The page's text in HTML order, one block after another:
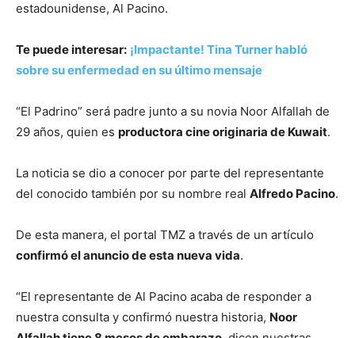
estadounidense, Al Pacino.
Te puede interesar: ¡Impactante! Tina Turner habló
sobre su enfermedad en su último mensaje
“El Padrino” será padre junto a su novia Noor Alfallah de
29 años, quien es productora cine originaria de Kuwait.
La noticia se dio a conocer por parte del representante
del conocido también por su nombre real Alfredo Pacino.
De esta manera, el portal TMZ a través de un artículo
confirmó el anuncio de esta nueva vida.
“El representante de Al Pacino acaba de responder a
nuestra consulta y confirmó nuestra historia, Noor